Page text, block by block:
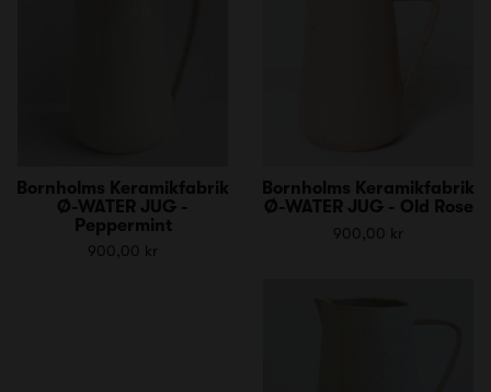
Bornholms Keramikfabrik
Ø-WATER JUG -
Peppermint
900,00 kr
Bornholms Keramikfabrik
Ø-WATER JUG - Old Rose
900,00 kr